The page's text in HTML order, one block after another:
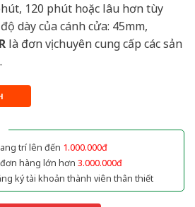
120 phút hoặc lâu hơn tùy
dày của cánh cửa: 45mm,
là đơn vị chuyên cung cấp các sản
trí lên đến 1.000.000đ
hàng lớn hơn 3.000.000đ
ký tài khoản thành viên thân thiết